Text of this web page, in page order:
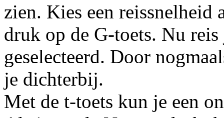
zien. Kies een reissnelheid
druk op de G-toets. Nu
geselecteerd. Door
je dichterbij.
Met de t-toets kun je een